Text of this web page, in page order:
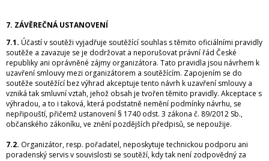
7. ZÁVĚREČNÁ USTANOVENÍ
7.1. Účastí v soutěži vyjadřuje soutěžící souhlas s těmito oficiálními pravidly
soutěže a zavazuje se je dodržovat a neporušovat právní řád České
republiky ani oprávněné zájmy organizátora. Tato pravidla jsou návrhem k
uzavření smlouvy mezi organizátorem a soutěžícím. Zapojením se do
soutěže soutěžící bez výhrad akceptuje tento návrh k uzavření smlouvy a
vzniká tak smluvní vztah, jehož obsah je tvořen těmito pravidly. Akceptace s
výhradou, a to i taková, která podstatně nemění podmínky návrhu, se
nepřipouští, přičemž ustanovení § 1740 odst. 3 zákona č. 89/2012 Sb.,
občanského zákoníku, ve znění pozdějších předpisů, se nepoužije.
7.2. Organizátor, resp. pořadatel, neposkytuje technickou podporu ani
poradenský servis v souvislosti se soutěží, kdy tak není zodpovědný za